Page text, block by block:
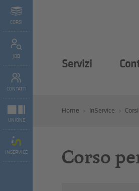
CORSI
JOB
CONTATTI
UNIONE
INSERVICE
Servizi
Home inService Corsi
Corso